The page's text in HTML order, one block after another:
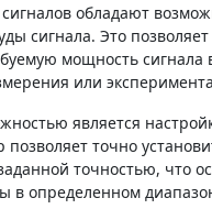
обладают
сигнала. Это позволяет
мощность сигнала
или
является
позволяет точно
точностью, что
в определенном